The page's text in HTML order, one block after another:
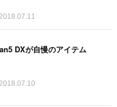
DXが自慢のアイテム
2018.07.10